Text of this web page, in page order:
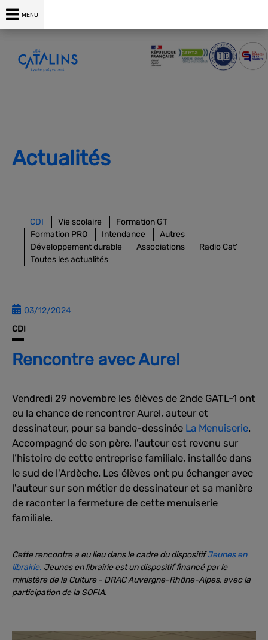
MENU
Actualités
CDI Vie scolaire
Formation GT
Formation PRO
Intendance
Autres
Développement durable
Associations
Radio Cat'
Toutes les actualités
03/12/2024
CDI
Rencontre avec Aurel
Vendredi 29 novembre les élèves de 2nde GATL-1 ont
eu la chance de rencontrer Aurel, auteur et
dessinateur, pour sa bande-dessinée La Menuiserie.
Accompagné de son père, l'auteur est revenu sur
l’histoire de cette entreprise familiale, installée dans
le sud de l'Ardèche. Les élèves ont pu échanger avec
l'auteur sur son métier de dessinateur et sa manière
de raconter la fermeture de cette menuiserie
familiale.
Cette rencontre a eu lieu dans le cadre du dispositifJeunes en
librairie. Jeunes en librairie est un dispositif financé par le
ministère de la Culture - DRAC Auvergne-Rhône-Alpes, avec la
participation de la SOFIA.